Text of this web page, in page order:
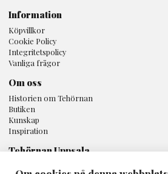
Om oss
Historien om Tehörnan
Butiken
Kunskap
Inspiration
Information
Köpvillkor
Cookie Policy
Integritetspolicy
Vanliga frågor
Tehörnan Uppsala